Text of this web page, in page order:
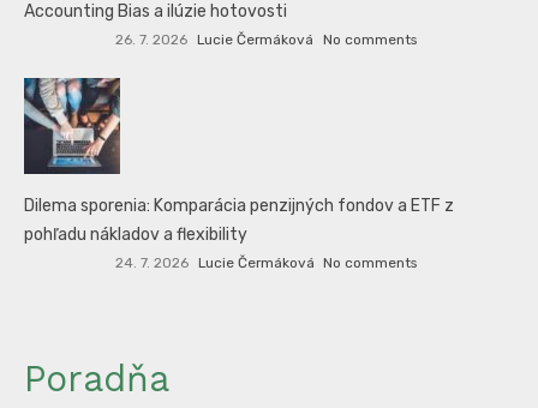
Accounting Bias a ilúzie hotovosti
26. 7. 2026 Lucie Čermáková No comments
Dilema sporenia: Komparácia penzijných fondov a ETF z
pohľadu nákladov a flexibility
24. 7. 2026 Lucie Čermáková No comments
Poradňa